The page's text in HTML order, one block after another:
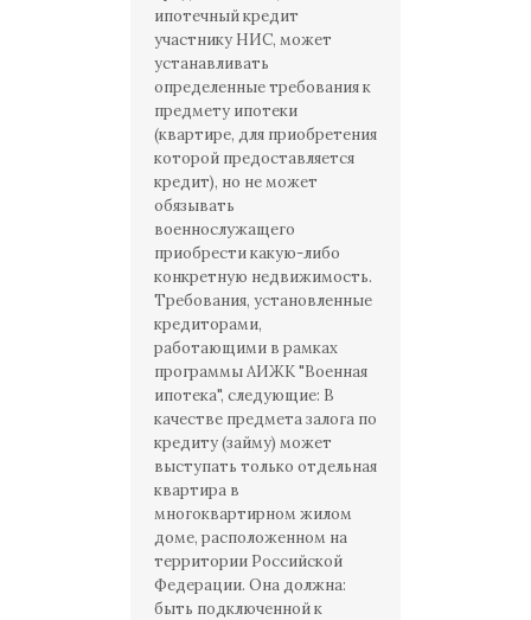
ипотечный кредит
участнику НИС, может
устанавливать
определенные требования к
предмету ипотеки
(квартире, для приобретения
которой предоставляется
кредит), но не может
обязывать
военнослужащего
приобрести какую-либо
конкретную недвижимость.
Требования, установленные
кредиторами,
работающими в рамках
программы АИЖК "Военная
ипотека", следующие: В
качестве предмета залога по
кредиту (займу) может
выступать только отдельная
квартира в
многоквартирном жилом
доме, расположенном на
территории Российской
Федерации. Она должна:
быть подключенной к